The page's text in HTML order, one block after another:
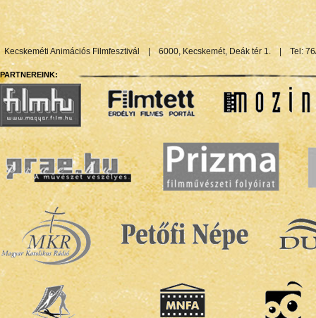
Kecskeméti Animációs Filmfesztivál | 6000, Kecskemét, Deák tér 1. Tel:
PARTNEREINK: